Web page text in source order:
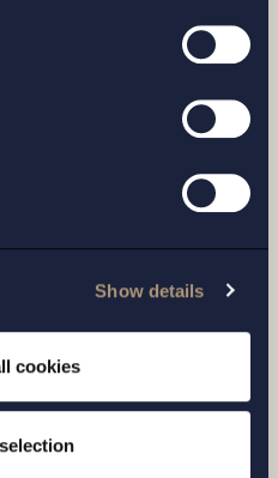
Show details
cookies
svenska